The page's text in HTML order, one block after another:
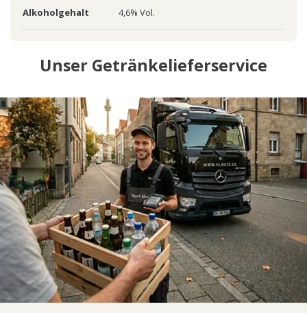
Alkoholgehalt 4,6% Vol.
Unser Getränkelieferservice